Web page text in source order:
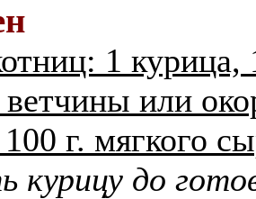
1 курица,
или
г. мягкого
курицу до